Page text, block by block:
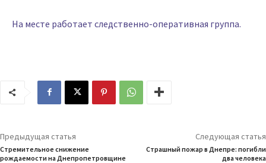
На месте работает следственно-оперативная группа.
Предыдущая статья
Стремительное снижение
рождаемости на Днепропетровщине
Следующая статья
Страшный пожар в Днепре: погибли
два человека